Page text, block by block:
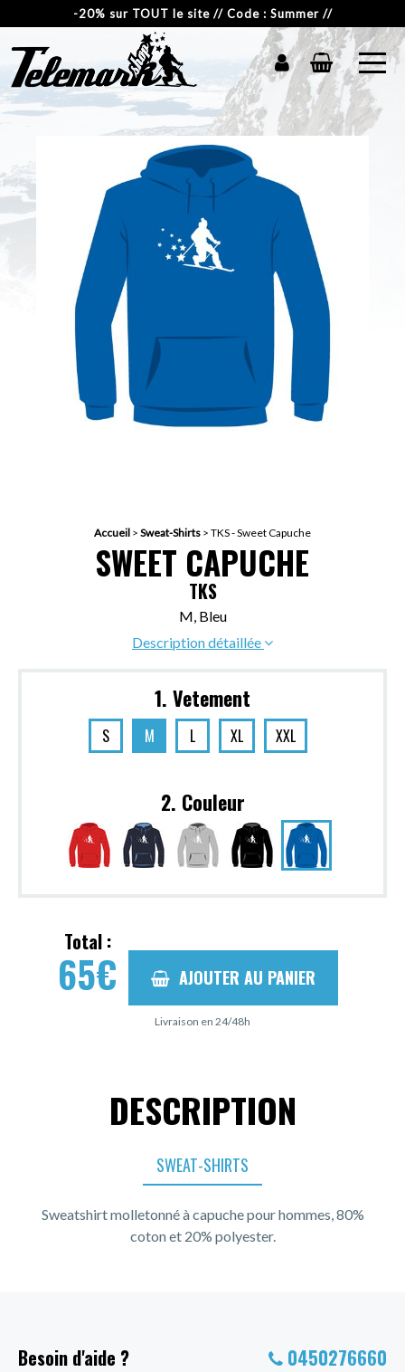
-20% sur TOUT le site // Code : Summer //
Accueil > Sweat-Shirts > TKS - Sweet Capuche
SWEET CAPUCHE
TKS
M, Bleu
Description détaillée
1. Vetement
S M L XL XXL
2. Couleur
Total :
65€ AJOUTER AU PANIER
Livraison en 24/48h
DESCRIPTION
SWEAT-SHIRTS
Sweatshirt molletonné à capuche pour hommes, 80%
coton et 20% polyester.
Besoin d'aide ? 0450276660